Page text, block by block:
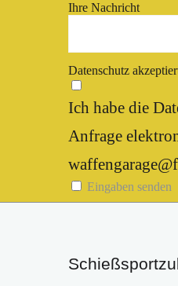
Ihre Nachricht
Datenschutz
Ich habe die
Anfrage
Eingaben senden